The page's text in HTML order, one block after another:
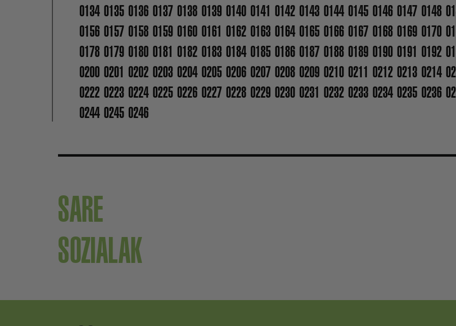
0134 0135 0136 0137 0138 0139 0140 0141 0142 0143 0144 0145 0146 0147 0148
0156 0157 0158 0159 0160 0161 0162 0163 0164 0165 0166 0167 0168 0169 0170
0178 0179 0180 0181 0182 0183 0184 0185 0186 0187 0188 0189 0190 0191 0192
0200 0201 0202 0203 0204 0205 0206 0207 0208 0209 0210 0211 0212 0213 0214
0222 0223 0224 0225 0226 0227 0228 0229 0230 0231 0232 0233 0234 0235 0236
0244 0245 0246
SARE
SOZIALAK